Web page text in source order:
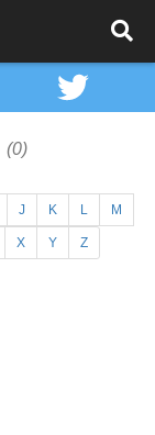
(0)
J K L M
X Y Z